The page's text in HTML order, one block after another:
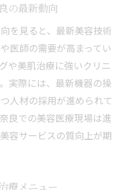
の最新動向
を見ると、最新美容技術
医師の需要が高まってい
や美肌治療に強いクリニ
実際には、最新機器の操
人材の採用が進められて
良での美容医療現場は進
容サービスの質向上が期
療メニュー